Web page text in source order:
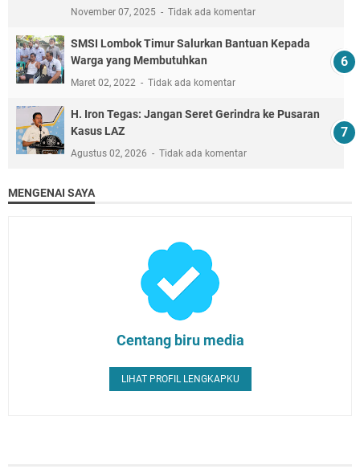
November 07, 2025 Tidak ada komentar
SMSI Lombok Timur Salurkan Bantuan Kepada
Warga yang Membutuhkan
Maret 02, 2022 Tidak ada komentar
H. Iron Tegas: Jangan Seret Gerindra ke Pusaran
Kasus LAZ
Agustus 02, 2026 Tidak ada komentar
MENGENAI SAYA
Centang biru media
LIHAT PROFIL LENGKAPKU